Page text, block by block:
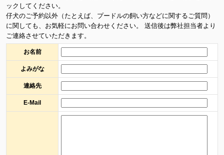
ックしてください。
仔犬のご予約以外（たとえば、プードルの飼い方などに関するご質問）
に関しても、お気軽にお問い合わせください。 送信後は弊社担当者より
ご連絡させていただきます。
お名前
よみがな
連絡先
E-Mail